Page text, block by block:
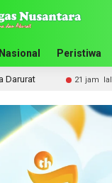
Nasional Peristiwa
lalu Komisi III DPRD